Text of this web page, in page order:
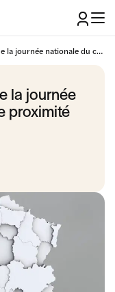
La FCA, membre du jury de la journée nationale du commerce de proximité
la journée
proximité